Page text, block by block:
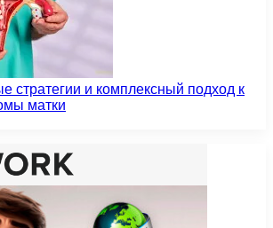
стратегии и комплексный подход к
матки